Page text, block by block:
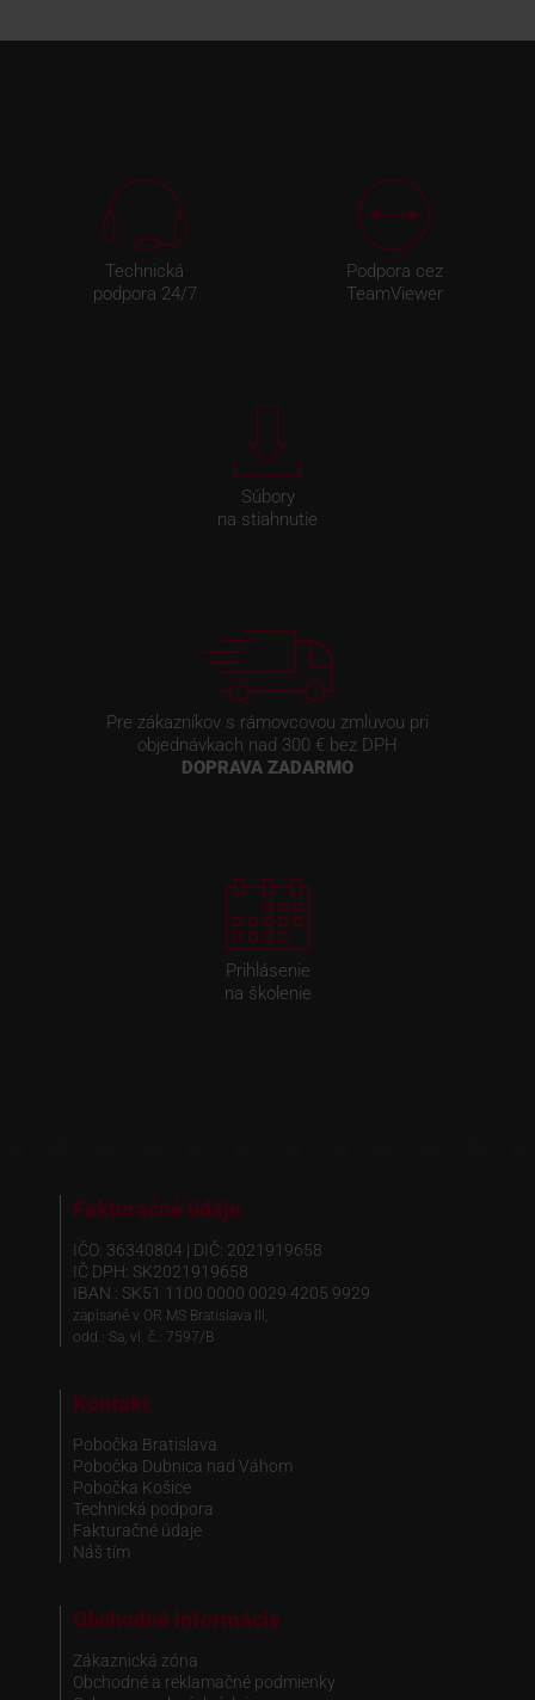
Technická
podpora 24/7
Podpora cez
TeamViewer
Súbory
na stiahnutie
Pre zákazníkov s rámovcovou zmluvou pri
objednávkach nad 300 € bez DPH
DOPRAVA ZADARMO
Prihlásenie
na školenie
Fakturačné údaje
IČO: 36340804 | DIČ: 2021919658
IČ DPH: SK2021919658
IBAN : SK51 1100 0000 0029 4205 9929
zapísané v OR MS Bratislava III,
odd.: Sa, vl. č.: 7597/B
Kontakt
Pobočka Bratislava
Pobočka Dubnica nad Váhom
Pobočka Košice
Technická podpora
Fakturačné údaje
Náš tím
Obchodné informácie
Zákaznická zóna
Obchodné a reklamačné podmienky